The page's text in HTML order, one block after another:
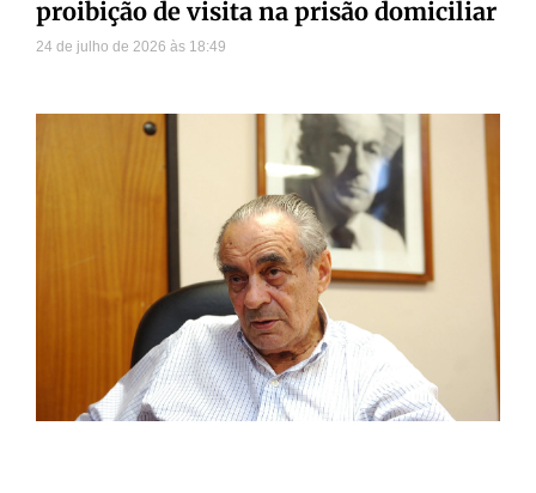
proibição de visita na prisão domiciliar
24 de julho de 2026 18:49